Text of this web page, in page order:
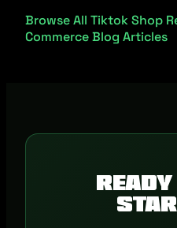
Browse All Tiktok Shop
Commerce Blog Articles